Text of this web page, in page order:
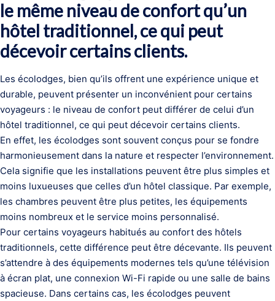
le même niveau de confort qu’un
hôtel traditionnel, ce qui peut
décevoir certains clients.
Les écolodges, bien qu’ils offrent une expérience unique et
durable, peuvent présenter un inconvénient pour certains
voyageurs : le niveau de confort peut différer de celui d’un
hôtel traditionnel, ce qui peut décevoir certains clients.
En effet, les écolodges sont souvent conçus pour se fondre
harmonieusement dans la nature et respecter l’environnement.
Cela signifie que les installations peuvent être plus simples et
moins luxueuses que celles d’un hôtel classique. Par exemple,
les chambres peuvent être plus petites, les équipements
moins nombreux et le service moins personnalisé.
Pour certains voyageurs habitués au confort des hôtels
traditionnels, cette différence peut être décevante. Ils peuvent
s’attendre à des équipements modernes tels qu’une télévision
à écran plat, une connexion Wi-Fi rapide ou une salle de bains
spacieuse. Dans certains cas, les écolodges peuvent